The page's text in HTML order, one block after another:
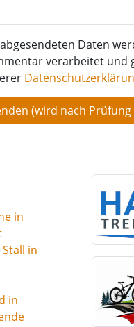
Daten
verarbeitet und
in
in
in